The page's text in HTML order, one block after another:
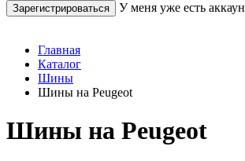
У меня уже есть
Главная
Каталог
Шины
Шины на Peugeot
Шины на Peugeot